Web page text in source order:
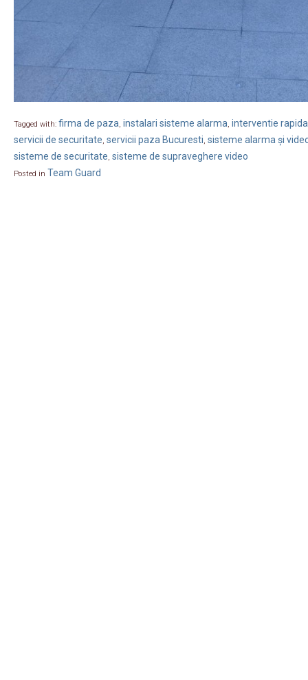
Tagged with: firma de paza, instalari sisteme alarma, interventie rapida
servicii de securitate, servicii paza Bucuresti, sisteme alarma și
sisteme de securitate, sisteme de supraveghere video
Posted in Team Guard